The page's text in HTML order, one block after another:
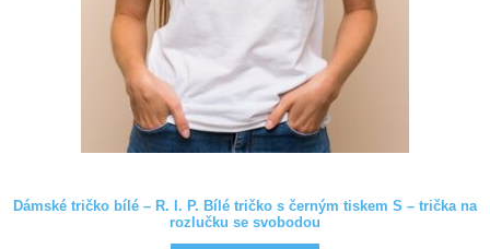
Dámské tričko bílé – R. I. P. Bílé tričko s černým tiskem S – trička na
rozlučku se svobodou